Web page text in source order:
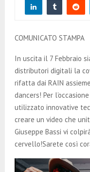
N
U
COMUNICATO STAMPA
In uscita il 7 Febbraio
distributori digitali la
rifatta dai RAIN
dancers! Per
utilizzato innovative
creare un video che
Giuseppe Bassi vi
cervello!Sarete così